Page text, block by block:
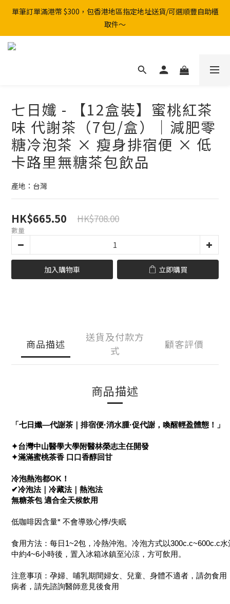
單筆訂單滿港幣 $300，包香港地區指定地址送貨/可選順豐自助櫃
取件～
七日孅 - 【12盒裝】蜜桃紅茶
味 代謝茶（7包/盒）｜減肥零
糖冷泡茶 × 瘦身排宿便 × 低
卡路里無糖茶包飲品
產地：台灣
HK$665.50 HK$708.00
數量
加入購物車 立即購買
商品描述
送貨及付款方
式
顧客評價
商品描述
「七日孅—代謝茶｜排宿便·消水腫·促代謝，喚醒輕盈體態！」
✦台灣中山醫學大學附醫林榮志主任開發
✦滿滿蜜桃茶香 口口香醇回甘
冷泡熱泡都OK！
✔冷泡法｜冷藏法｜熱泡法
無糖茶包 適合全天候飲用
低咖啡因含量* 不會導致心悸/失眠
食用方法：每日1~2包，冷熱沖泡。冷泡方式以300c.c~600c.c
中約4~6小時後，置入冰箱冰鎮至沁涼，方可飲用。
注意事項：孕婦、哺乳期間婦女、兒童、身體不適者，請勿食用
病者，請先諮詢醫師意見後食用